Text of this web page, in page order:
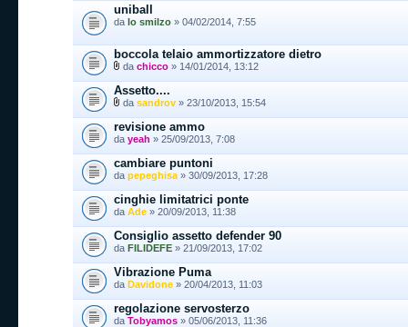
uniball
da lo smilzo » 04/02/2014, 7:55
boccola telaio ammortizzatore dietro
da chicco » 14/01/2014, 13:12
Assetto....
da sandrov » 23/10/2013, 15:54
revisione ammo
da yeah » 25/09/2013, 7:08
cambiare puntoni
da pepeghisa » 30/09/2013, 17:28
cinghie limitatrici ponte
da Ade » 20/09/2013, 11:38
Consiglio assetto defender 90
da FILIDEFE » 21/09/2013, 17:02
Vibrazione Puma
da Davidone » 20/04/2013, 11:03
regolazione servosterzo
da Tobyamos » 05/06/2013, 11:36